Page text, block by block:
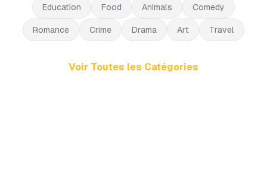
Education Food Animals Comedy
Romance Crime Drama Art Travel
Voir Toutes les Catégories